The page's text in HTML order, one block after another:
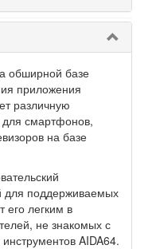
обширной базе
приложения
различную
смартфонов,
на базе
для поддерживаемых
его легким в
не знакомых с
AIDA64.